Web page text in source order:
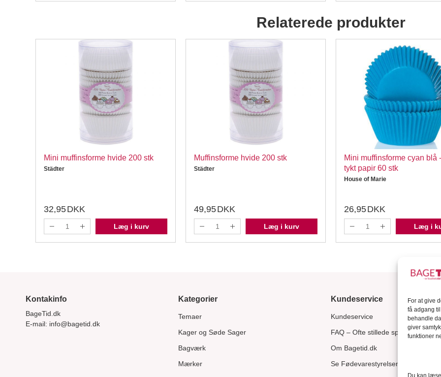
For at give
få adgang
behandle
giver
funktioner
Du kan
Relaterede produkter
Mini muffinsforme hvide 200 stk
Städter
32,95DKK
Læg i kurv
Muffinsforme hvide 200 stk
Städter
49,95DKK
Læg i kurv
Mini muffinsforme cyan blå - ekstra
tykt papir 60 stk
House of Marie
26,95DKK
Læg i
Kontakinfo
BageTid.dk
E-mail: info@bagetid.dk
Kategorier
Temaer
Kager og Søde Sager
Bagværk
Mærker
Kundeservice
Kundeservice
FAQ – Ofte stillede spørgsmål
Om Bagetid.dk
Se Fødevarestyrelsens smiley-